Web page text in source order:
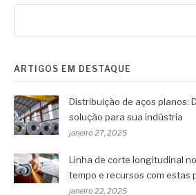
ARTIGOS EM DESTAQUE
Distribuição de aços planos:
solução para sua indústria
janeiro 27, 2025
Linha de corte longitudinal
tempo e recursos com estas
janeiro 22, 2025